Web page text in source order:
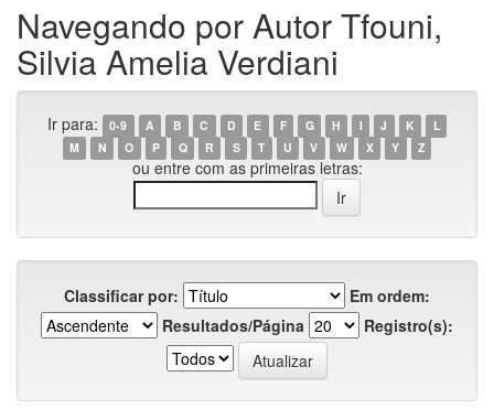
Navegando por Autor Tfouni,
Silvia Amelia Verdiani
Ir para: 0-9 A B C D E F G H I J K
L
M
N O P Q R S T U V W X Y Z
ou entre com as primeiras letras:
Classificar por:
Em ordem:
Resultados/Página
Registro(s):